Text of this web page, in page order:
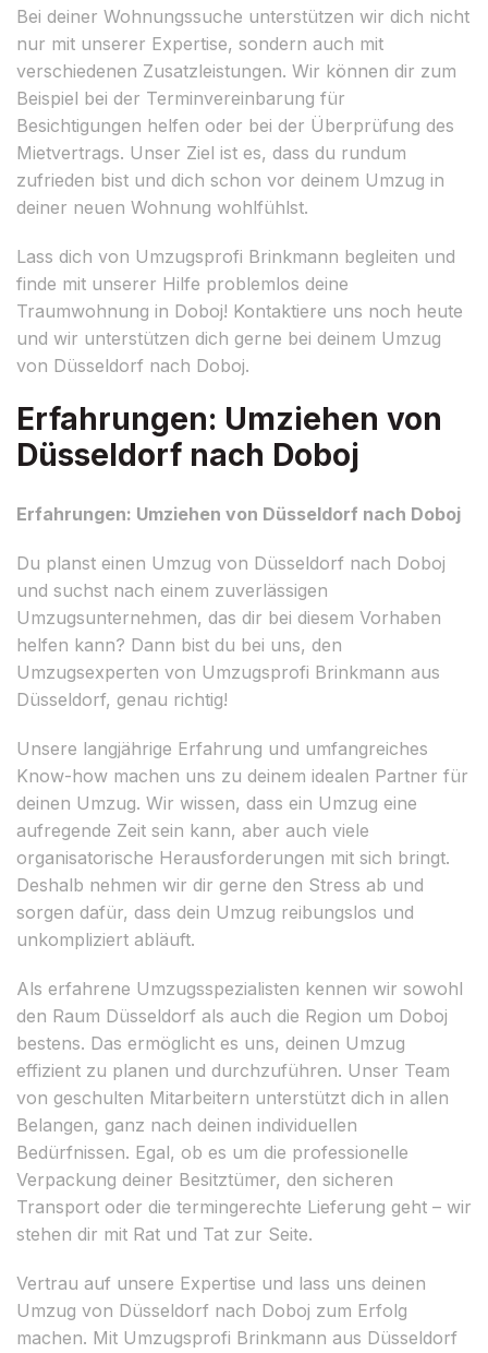
Bei deiner Wohnungssuche unterstützen wir dich nicht
nur mit unserer Expertise, sondern auch mit
verschiedenen Zusatzleistungen. Wir können dir zum
Beispiel bei der Terminvereinbarung für
Besichtigungen helfen oder bei der Überprüfung des
Mietvertrags. Unser Ziel ist es, dass du rundum
zufrieden bist und dich schon vor deinem Umzug in
deiner neuen Wohnung wohlfühlst.
Lass dich von Umzugsprofi Brinkmann begleiten und
finde mit unserer Hilfe problemlos deine
Traumwohnung in Doboj! Kontaktiere uns noch heute
und wir unterstützen dich gerne bei deinem Umzug
von Düsseldorf nach Doboj.
Erfahrungen: Umziehen von
Düsseldorf nach Doboj
Erfahrungen: Umziehen von Düsseldorf nach Doboj
Du planst einen Umzug von Düsseldorf nach Doboj
und suchst nach einem zuverlässigen
Umzugsunternehmen, das dir bei diesem Vorhaben
helfen kann? Dann bist du bei uns, den
Umzugsexperten von Umzugsprofi Brinkmann aus
Düsseldorf, genau richtig!
Unsere langjährige Erfahrung und umfangreiches
Know-how machen uns zu deinem idealen Partner für
deinen Umzug. Wir wissen, dass ein Umzug eine
aufregende Zeit sein kann, aber auch viele
organisatorische Herausforderungen mit sich bringt.
Deshalb nehmen wir dir gerne den Stress ab und
sorgen dafür, dass dein Umzug reibungslos und
unkompliziert abläuft.
Als erfahrene Umzugsspezialisten kennen wir sowohl
den Raum Düsseldorf als auch die Region um Doboj
bestens. Das ermöglicht es uns, deinen Umzug
effizient zu planen und durchzuführen. Unser Team
von geschulten Mitarbeitern unterstützt dich in allen
Belangen, ganz nach deinen individuellen
Bedürfnissen. Egal, ob es um die professionelle
Verpackung deiner Besitztümer, den sicheren
Transport oder die termingerechte Lieferung geht – wir
stehen dir mit Rat und Tat zur Seite.
Vertrau auf unsere Expertise und lass uns deinen
Umzug von Düsseldorf nach Doboj zum Erfolg
machen. Mit Umzugsprofi Brinkmann aus Düsseldorf